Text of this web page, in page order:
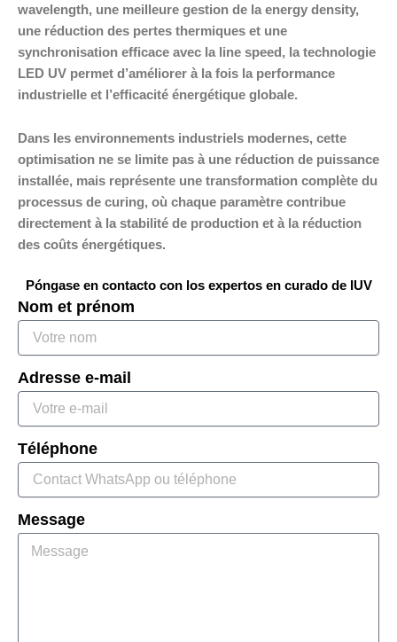
wavelength, une meilleure gestion de la energy density,
une réduction des pertes thermiques et une
synchronisation efficace avec la line speed, la technologie
LED UV permet d’améliorer à la fois la performance
industrielle et l’efficacité énergétique globale.
Dans les environnements industriels modernes, cette
optimisation ne se limite pas à une réduction de puissance
installée, mais représente une transformation complète du
processus de curing, où chaque paramètre contribue
directement à la stabilité de production et à la réduction
des coûts énergétiques.
Póngase en contacto con los expertos en curado de IUV
Nom et prénom
Adresse e-mail
Téléphone
Message